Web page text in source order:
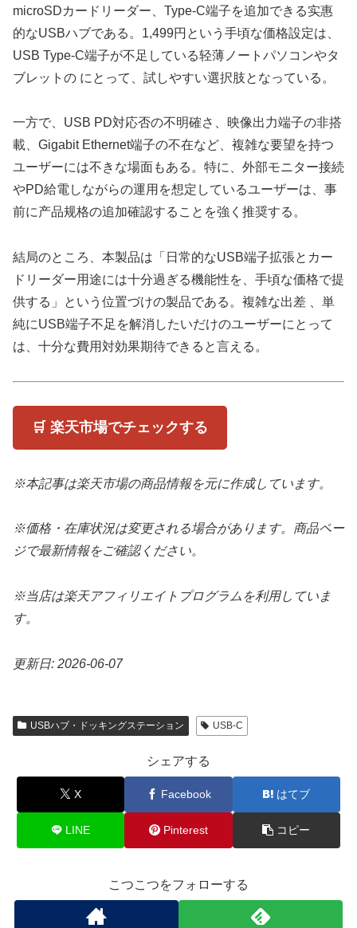
microSDカードリーダー、Type-C端子を追加できる实惠
的なUSBハブである。1,499円という手頃な価格設定は、
USB Type-C端子が不足している轻薄ノートパソコンやタ
ブレットの にとって、試しやすい選択肢となっている。
一方で、USB PD対応否の不明確さ、映像出力端子の非搭
載、Gigabit Ethernet端子の不在など、複雑な要望を持つ
ユーザーには不きな場面もある。特に、外部モニター接続
やPD給電しながらの運用を想定しているユーザーは、事
前に产品规格の追加確認することを強く推奨する。
結局のところ、本製品は「日常的なUSB端子拡張とカー
ドリーダー用途には十分過ぎる機能性を、手頃な価格で提
供する」という位置づけの製品である。複雑な出差 、単
純にUSB端子不足を解消したいだけのユーザーにとって
は、十分な費用対効果期待できると言える。
🛒 楽天市場でチェックする
※本記事は楽天市場の商品情報を元に作成しています。
※価格・在庫状況は変更される場合があります。商品ペー
ジで最新情報をご確認ください。
※当店は楽天アフィリエイトプログラムを利用していま
す。
更新日: 2026-06-07
USBハブ・ドッキングステーション USB-C
シェアする
X Facebook はてブ
LINE Pinterest コピー
こつこつをフォローする